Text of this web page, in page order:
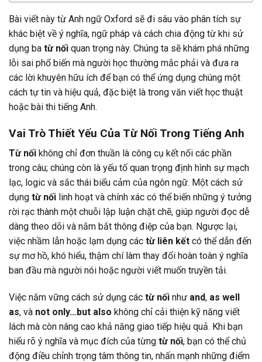
Bài viết này từ Anh ngữ Oxford sẽ đi sâu vào phân tích sự
khác biệt về ý nghĩa, ngữ pháp và cách chia động từ khi sử
dụng ba từ nối quan trọng này. Chúng ta sẽ khám phá những
lỗi sai phổ biến mà người học thường mắc phải và đưa ra
các lời khuyên hữu ích để bạn có thể ứng dụng chúng một
cách tự tin và hiệu quả, đặc biệt là trong văn viết học thuật
hoặc bài thi tiếng Anh.
Vai Trò Thiết Yếu Của Từ Nối Trong Tiếng Anh
Từ nối không chỉ đơn thuần là công cụ kết nối các phần
trong câu; chúng còn là yếu tố quan trọng định hình sự mạch
lạc, logic và sắc thái biểu cảm của ngôn ngữ. Một cách sử
dụng từ nối linh hoạt và chính xác có thể biến những ý tưởng
rời rạc thành một chuỗi lập luận chặt chẽ, giúp người đọc dễ
dàng theo dõi và nắm bắt thông điệp của bạn. Ngược lại,
việc nhầm lẫn hoặc lạm dụng các từ liên kết có thể dẫn đến
sự mơ hồ, khó hiểu, thậm chí làm thay đổi hoàn toàn ý nghĩa
ban đầu mà người nói hoặc người viết muốn truyền tải.
Việc nắm vững cách sử dụng các từ nối như and, as well
as, và not only…but also không chỉ cải thiện kỹ năng viết
lách mà còn nâng cao khả năng giao tiếp hiệu quả. Khi bạn
hiểu rõ ý nghĩa và mục đích của từng từ nối, bạn có thể chủ
động điều chỉnh trọng tâm thông tin, nhấn mạnh những điểm